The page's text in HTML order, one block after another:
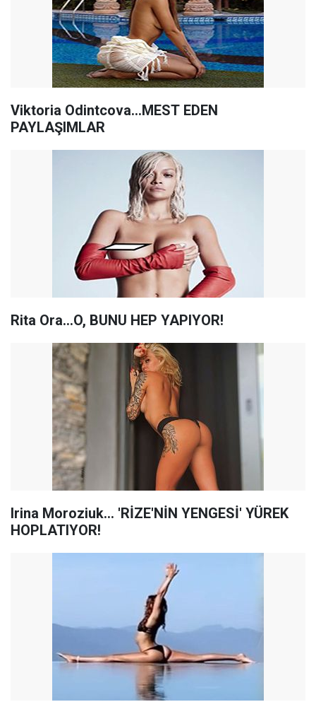
Viktoria Odintcova...MEST EDEN
PAYLAŞIMLAR
Rita Ora...O, BUNU HEP YAPIYOR!
Irina Moroziuk... 'RİZE'NİN YENGESİ' YÜREK
HOPLATIYOR!